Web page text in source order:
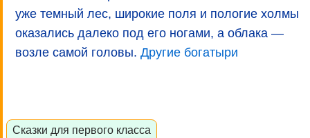
уже темный лес, широкие поля и пологие холмы
оказались далеко под его ногами, а облака —
возле самой головы. Другие богатыри
Сказки для первого класса